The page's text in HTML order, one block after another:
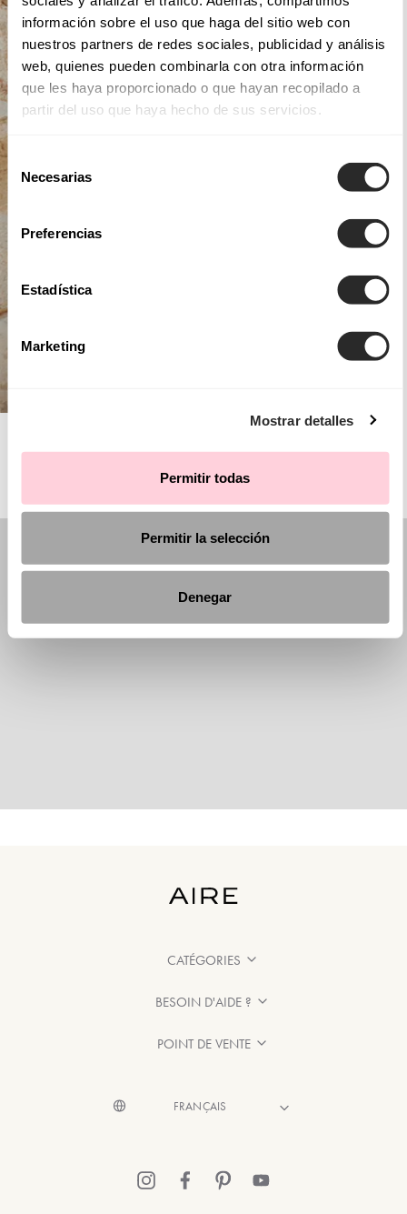
información sobre el uso que haga del sitio web con
nuestros partners de redes sociales, publicidad y análisis
web, quienes pueden combinarla con otra información
que les haya proporcionado o que hayan recopilado a
partir del uso que haya hecho de sus servicios.
Selección
Necesarias
Preferencias
Estadística
Marketing
Mostrar detalles
Permitir todas
Permitir la selección
Denegar
CATÉGORIES
BESOIN D'AIDE ?
POINT DE VENTE